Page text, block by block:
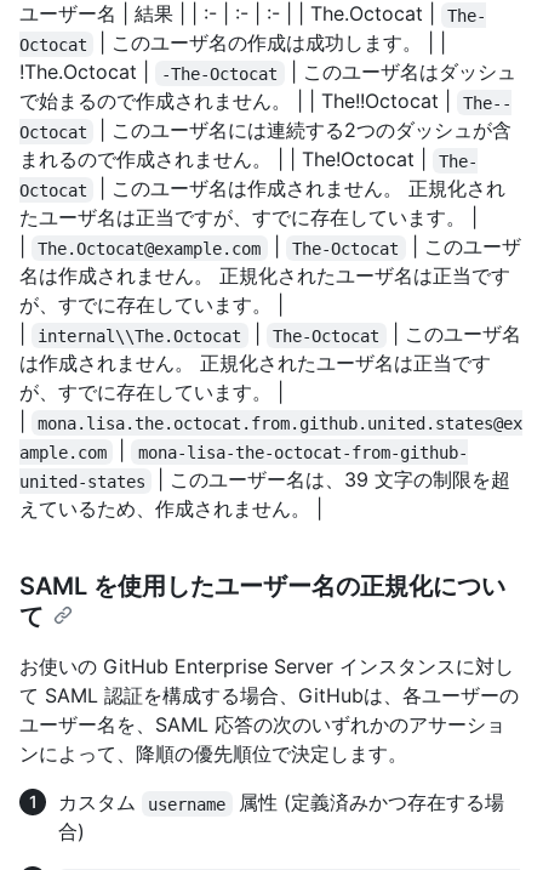
ユーザー名 | 結果 | | :- | :- | :- | | The.Octocat |
The-
Octocat
| このユーザ名の作成は成功します。 | |
!The.Octocat |
-The-Octocat
| このユーザ名はダッシュ
で始まるので作成されません。 | | The!!Octocat |
The--
Octocat
| このユーザ名には連続する2つのダッシュが含
まれるので作成されません。 | | The!Octocat |
The-
Octocat
| このユーザ名は作成されません。 正規化され
たユーザ名は正当ですが、すでに存在しています。 |
The.Octocat@example.com The-Octocat
| このユーザ
名は作成されません。 正規化されたユーザ名は正当です
が、すでに存在しています。 |
internal\\The.Octocat The-Octocat
| このユーザ名
は作成されません。 正規化されたユーザ名は正当です
が、すでに存在しています。 |
mona.lisa.the.octocat.from.github.united.states@ex
ample.com
mona-lisa-the-octocat-from-github-
united-states
| このユーザー名は、39 文字の制限を超
えているため、作成されません。 |
SAML を使用したユーザー名の正規化につい
て
お使いの GitHub Enterprise Server インスタンスに対し
て SAML 認証を構成する場合、GitHubは、各ユーザーの
ユーザー名を、SAML 応答の次のいずれかのアサーショ
ンによって、降順の優先順位で決定します。
カスタム
username
属性 (定義済みかつ存在する場
合)